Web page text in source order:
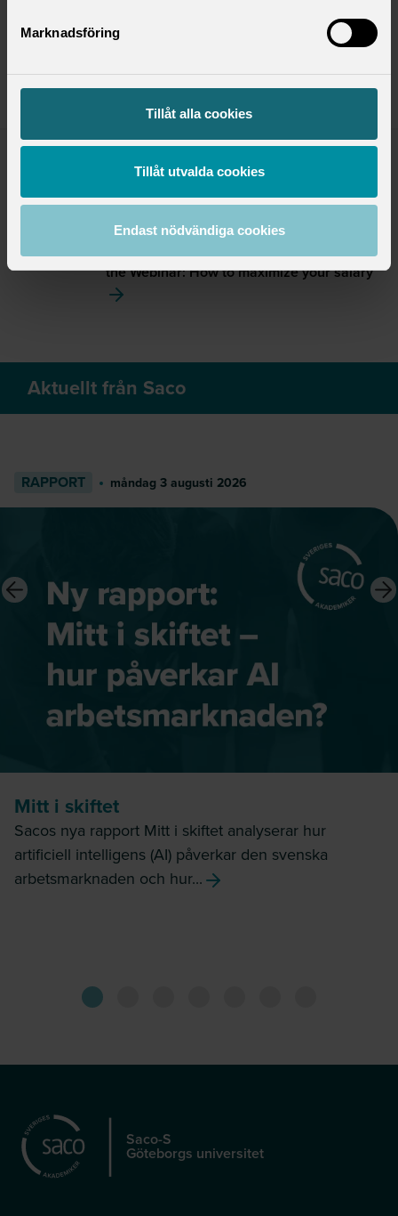
Marknadsföring
Tillåt alla cookies
Tillåt utvalda cookies
Endast nödvändiga cookies
Webbinarium om Hur du maxar din lön.
Digitalt via Zoom
17
Webinar: How to maximize your
salary
the Webinar: How to maximize your salary
Aktuellt från Saco
RAPPORT måndag 3 augusti 2026
Mitt i skiftet
Sacos nya rapport Mitt i skiftet analyserar hur
artificiell intelligens (AI) påverkar den svenska
arbetsmarknaden och hur...
Saco-S
Göteborgs universitet